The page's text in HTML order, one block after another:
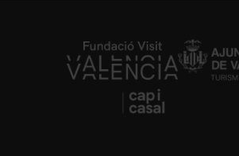
https://